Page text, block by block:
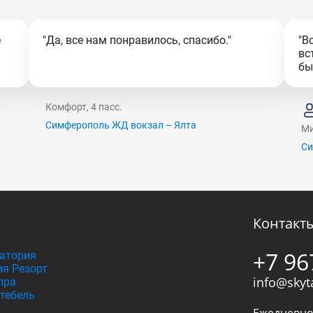
"Да, все нам понравилось, спасибо."
Комфорт, 4 пасс.
Симферополь ЖД вокзал – Ялта
Резорт
+7